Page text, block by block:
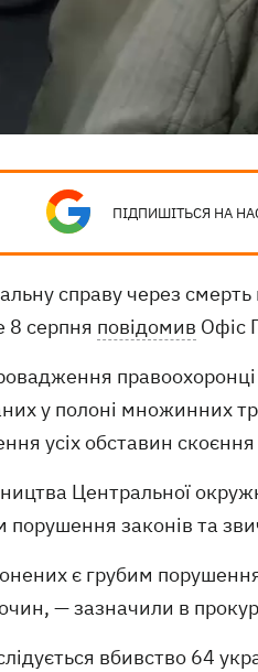
ПІДПИШІТЬСЯ НА
справу через
8 серпня повідомив Офіс
у полоні множинних
усіх обставин
Центральної
порушення законів та
є грубим
— зазначили в
вбивство 64